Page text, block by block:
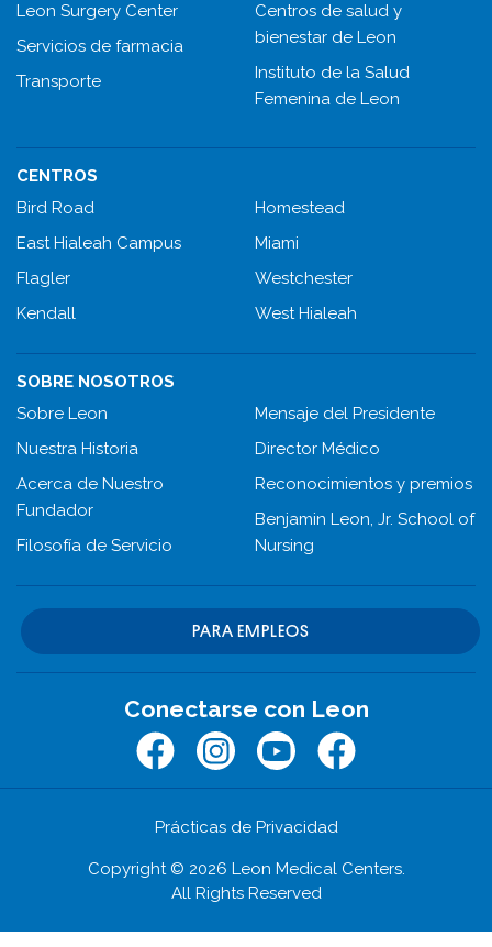
Leon Surgery Center
Servicios de farmacia
Transporte
Centros de salud y
bienestar de Leon
Instituto de la Salud
Femenina de Leon
CENTROS
Bird Road
East Hialeah Campus
Flagler
Kendall
Homestead
Miami
Westchester
West Hialeah
SOBRE NOSOTROS
Sobre Leon
Nuestra Historia
Acerca de Nuestro
Fundador
Filosofía de Servicio
Mensaje del Presidente
Director Médico
Reconocimientos y premios
Benjamin Leon, Jr. School of
Nursing
PARA EMPLEOS
Conectarse con Leon
FacebookInstagramYoutube Facebook
Prácticas de Privacidad
Copyright © 2026 Leon Medical Centers.
All Rights Reserved